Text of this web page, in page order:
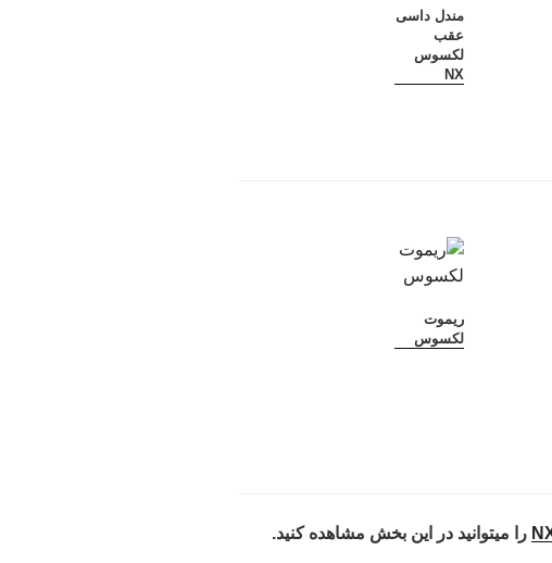
مندل داسی
عقب
لکسوس
NX
ریموت
لکسوس
را میتوانید در این بخش مشاهده کنید.